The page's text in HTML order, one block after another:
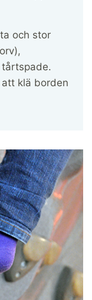
och stor
klä borden